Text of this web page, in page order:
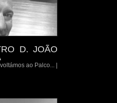
D. JOÃO
ao Palco... |